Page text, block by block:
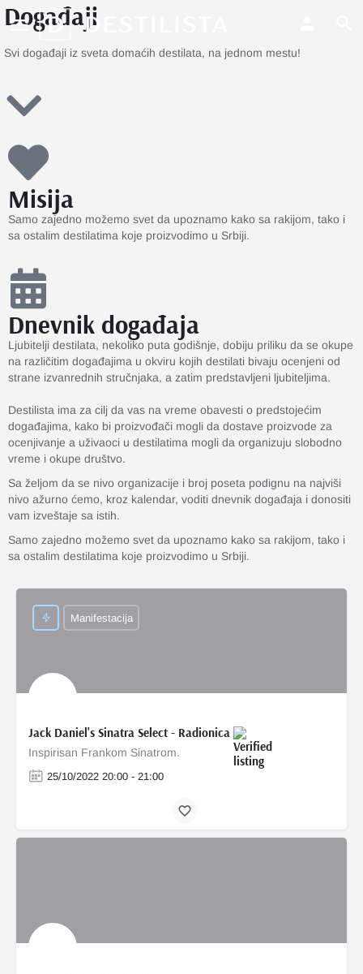
Događaji
Svi događaji iz sveta domaćih destilata, na jednom mestu!
Misija
Samo zajedno možemo svet da upoznamo kako sa rakijom, tako i
sa ostalim destilatima koje proizvodimo u Srbiji.
Dnevnik događaja
Ljubitelji destilata, nekoliko puta godišnje, dobiju priliku da se okupe
na različitim događajima u okviru kojih destilati bivaju ocenjeni od
strane izvanrednih stručnjaka, a zatim predstavljeni ljubiteljima.
Destilista ima za cilj da vas na vreme obavesti o predstojećim
događajima, kako bi proizvođači mogli da dostave proizvode za
ocenjivanje a uživaoci u destilatima mogli da organizuju slobodno
vreme i okupe društvo.
Sa željom da se nivo organizacije i broj poseta podignu na najviši
nivo ažurno ćemo, kroz kalendar, voditi dnevnik događaja i donositi
vam izveštaje sa istih.
Samo zajedno možemo svet da upoznamo kako sa rakijom, tako i
sa ostalim destilatima koje proizvodimo u Srbiji.
Jack Daniel's Sinatra Select - Radionica
Inspirisan Frankom Sinatrom.
25/10/2022 20:00 - 21:00
Manifestacija